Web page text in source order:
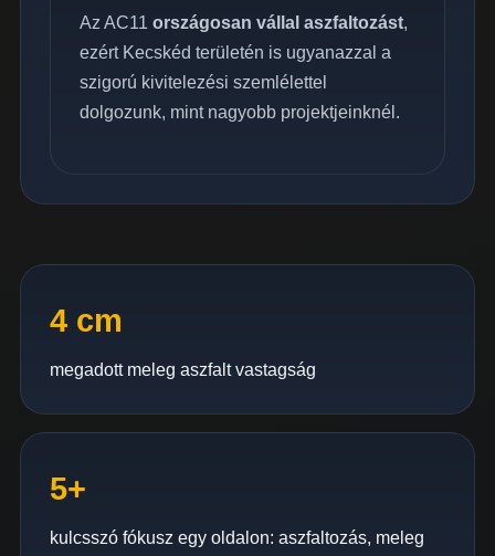
Az AC11 országosan vállal aszfaltozást,
ezért Kecskéd területén is ugyanazzal a
szigorú kivitelezési szemlélettel
dolgozunk, mint nagyobb projektjeinknél.
4 cm
megadott meleg aszfalt vastagság
5+
kulcsszó fókusz egy oldalon: aszfaltozás, meleg